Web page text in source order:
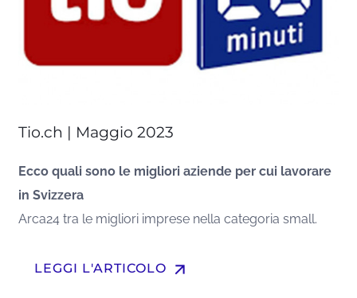
Tio.ch | Maggio 2023
Ecco quali sono le migliori aziende per cui lavorare
in Svizzera
Arca24 tra le migliori imprese nella categoria small.
LEGGI L'ARTICOLO arrow_upward